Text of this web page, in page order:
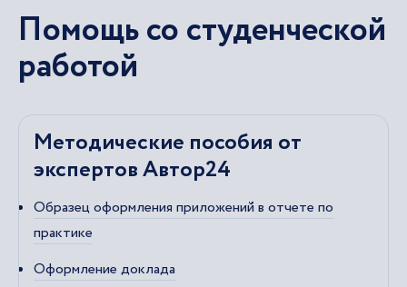
Помощь со студенческой
работой
Методические пособия от
экспертов Автор24
Образец оформления приложений в отчете по
практике
Оформление доклада